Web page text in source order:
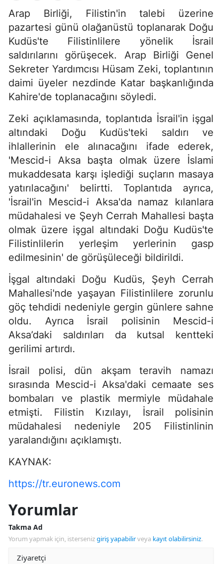
Arap Birliği, Filistin'in talebi üzerine
pazartesi günü olağanüstü toplanarak Doğu
Kudüs'te Filistinlilere yönelik İsrail
saldırılarını görüşecek. Arap Birliği Genel
Sekreter Yardımcısı Hüsam Zeki, toplantının
daimi üyeler nezdinde Katar başkanlığında
Kahire'de toplanacağını söyledi.
Zeki açıklamasında, toplantıda İsrail'in işgal
altındaki Doğu Kudüs'teki saldırı ve
ihlallerinin ele alınacağını ifade ederek,
'Mescid-i Aksa başta olmak üzere İslami
mukaddesata karşı işlediği suçların masaya
yatırılacağını' belirtti. Toplantıda ayrıca,
'İsrail'in Mescid-i Aksa'da namaz kılanlara
müdahalesi ve Şeyh Cerrah Mahallesi başta
olmak üzere işgal altındaki Doğu Kudüs'te
Filistinlilerin yerleşim yerlerinin gasp
edilmesinin' de görüşüleceği bildirildi.
İşgal altındaki Doğu Kudüs, Şeyh Cerrah
Mahallesi'nde yaşayan Filistinlilere zorunlu
göç tehdidi nedeniyle gergin günlere sahne
oldu. Ayrıca İsrail polisinin Mescid-i
Aksa’daki saldırıları da kutsal kentteki
gerilimi artırdı.
İsrail polisi, dün akşam teravih namazı
sırasında Mescid-i Aksa'daki cemaate ses
bombaları ve plastik mermiyle müdahale
etmişti. Filistin Kızılayı, İsrail polisinin
müdahalesi nedeniyle 205 Filistinlinin
yaralandığını açıklamıştı.
KAYNAK:
https://tr.euronews.com
Yorumlar
Takma Ad
Yorum yapmak için, istersenizgiriş yapabilirveya kayıt olabilirsiniz.